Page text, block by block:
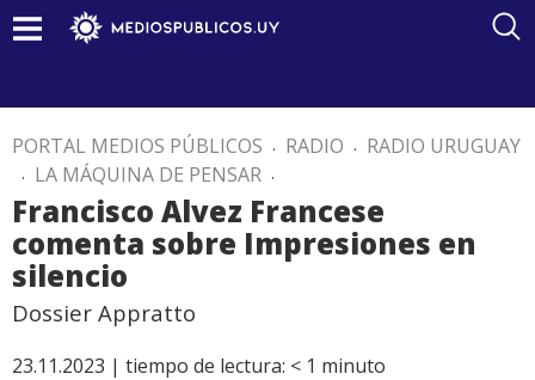
PORTAL MEDIOS PÚBLICOS . RADIO . RADIO URUGUAY
. LA MÁQUINA DE PENSAR .
Francisco Alvez Francese
comenta sobre Impresiones en
silencio
Dossier Appratto
23.11.2023 | tiempo de lectura: < 1 minuto